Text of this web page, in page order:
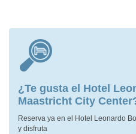
¿Te gusta el Hotel
Maastricht City
Reserva ya en el Hotel Leonardo
y disfruta